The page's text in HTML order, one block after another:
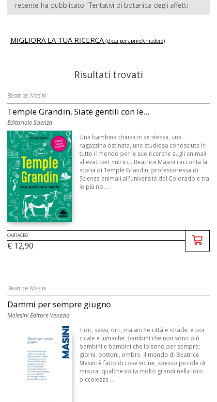
recente ha pubblicato "Tentativi di botanica degli affetti
MIGLIORA LA TUA RICERCA (clicca per aprire/chiudere)
Risultati trovati
Beatrice Masini
Temple Grandin. Siate gentili con le...
Editoriale Scienza
Una bambina chiusa in se stessa, una
ragazzina ostinata, una studiosa conosciuta in
tutto il mondo per le sue ricerche sugli animali
allevati per nutrirci. Beatrice Masini racconta la
storia di Temple Grandin, professoressa di
Scienze animali all'università del Colorado e tra
le più no ...
CARTACEO
€ 12,90
Beatrice Masini
Dammi per sempre giugno
Molesini Editore Venezia
Fiori, sassi, orti, ma anche città e strade, e poi
cicale e lumache, bambini che non sono più
bambini e bambini che lo sono per sempre;
giorni, bottoni, ombre. Il mondo di Beatrice
Masini è fatto di cose vicine, spesso piccole di
misura, qualche volta molto grandi nella loro
piccolezza ...